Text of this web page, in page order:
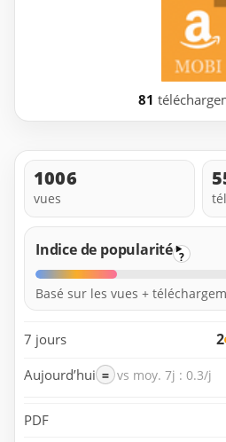
81
1006
vues
Indice de popularité ?
Basé sur les vues +
7 jours 2
Aujourd’hui = vs moy. 7j : 0.3/j
PDF